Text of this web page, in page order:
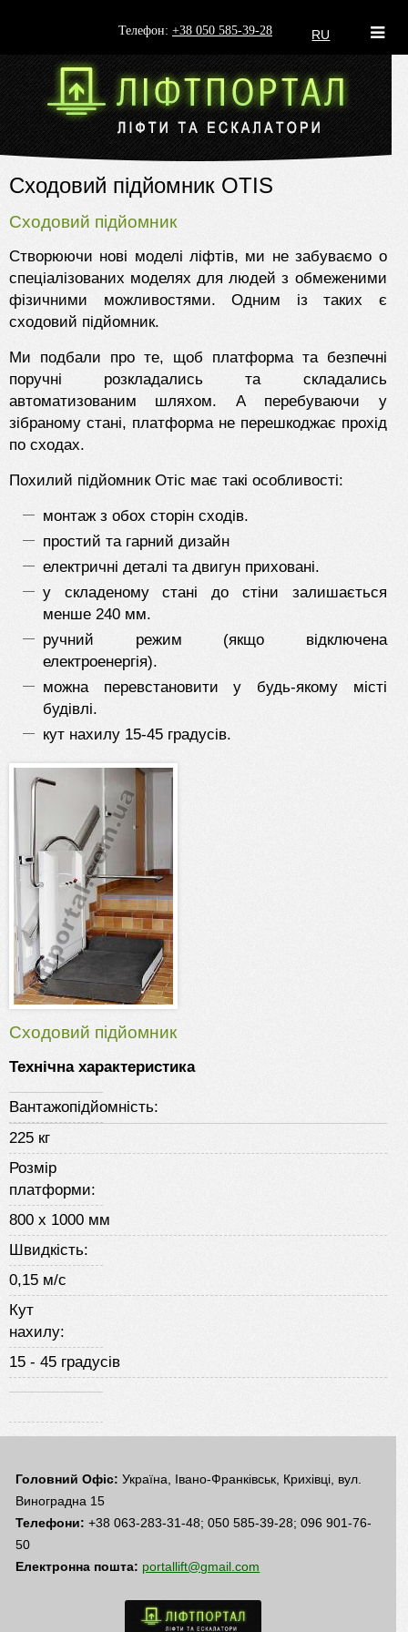
Телефон: +38 050 585-39-28 RU
Сходовий підйомник OTIS
Сходовий підйомник
Створюючи нові моделі ліфтів, ми не забуваємо о
спеціалізованих моделях для людей з обмеженими
фізичними можливостями. Одним із таких є
сходовий підйомник.
Ми подбали про те, щоб платформа та безпечні
поручні розкладались та складались
автоматизованим шляхом. А перебуваючи у
зібраному стані, платформа не перешкоджає прохід
по сходах.
Похилий підйомник Отіс має такі особливості:
монтаж з обох сторін сходів.
простий та гарний дизайн
електричні деталі та двигун приховані.
у складеному стані до стіни залишається
менше 240 мм.
ручний режим (якщо відключена
електроенергія).
можна перевстановити у будь-якому місті
будівлі.
кут нахилу 15-45 градусів.
Сходовий підйомник
Технічна характеристика
Вантажопідйомність:
225 кг
Розмір
платформи:
800 х 1000 мм
Швидкість:
0,15 м/с
Кут
нахилу:
15 - 45 градусів
Головний Офіс: Україна, Івано-Франківськ, Крихівці, вул.
Виноградна 15
Телефони: +38 063-283-31-48; 050 585-39-28; 096 901-76-
50
Електронна пошта: portallift@gmail.com